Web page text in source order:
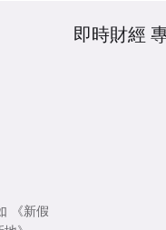
《新假
即時財經